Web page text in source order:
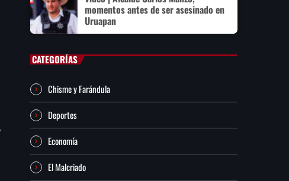
momentos antes de ser asesinado en
Uruapan
CATEGORÍAS
Chisme y Farándula
Deportes
Economía
El Malcriado